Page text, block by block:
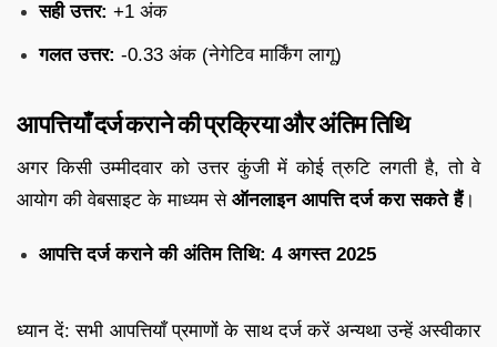
सही उत्तर: +1 अंक
गलत उत्तर: -0.33 अंक (नेगेटिव मार्किंग लागू)
आपत्तियाँ दर्ज कराने की प्रक्रिया और अंतिम तिथि
अगर किसी उम्मीदवार को उत्तर कुंजी में कोई त्रुटि लगती है, तो वे
आयोग की वेबसाइट के माध्यम से ऑनलाइन आपत्ति दर्ज करा सकते हैं।
आपत्ति दर्ज कराने की अंतिम तिथि: 4 अगस्त 2025
ध्यान दें: सभी आपत्तियाँ प्रमाणों के साथ दर्ज करें अन्यथा उन्हें अस्वीकार